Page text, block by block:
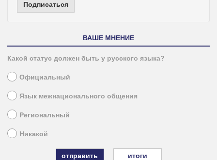
Подписаться
ВАШЕ МНЕНИЕ
Какой статус должен быть у русского языка?
Официальный
Язык межнационального общения
Региональный
Никакой
итоги